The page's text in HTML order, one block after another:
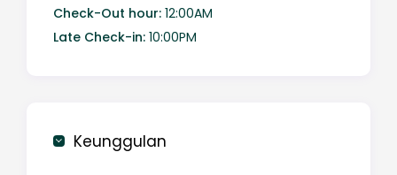
Check-Out hour: 12:00AM
Late Check-in: 10:00PM
Keunggulan